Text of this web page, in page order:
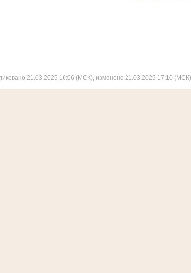
21.03.2025 16:06 (МСК), изменено 21.03.2025 17:10 (МСК)